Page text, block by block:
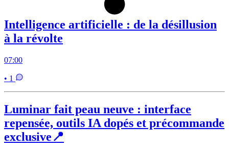
Intelligence artificielle : de la désillusion
à la révolte
07:00
• 1
Luminar fait peau neuve : interface
repensée, outils IA dopés et précommande
exclusive📍